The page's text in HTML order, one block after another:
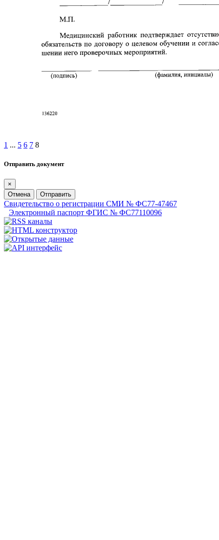
1 ... 5 6 7 8
Отправить документ
×
Отмена
Отправить
Свидетельство о регистрации СМИ № ФС77-47467
Электронный паспорт ФГИС № ФС77110096